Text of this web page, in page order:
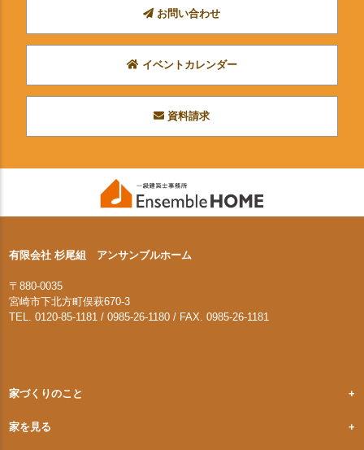
お問い合わせ
イベントカレンダー
資料請求
有限会社 杉尾組 アンサンブルホーム
〒880-0035
宮崎市下北方町俣萩670-3
TEL. 0120-85-1181 / 0985-26-1180 / FAX. 0985-26-1181
家づくりのこと
家を見る